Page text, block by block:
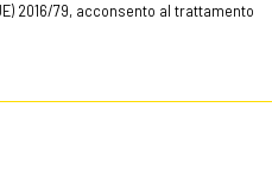
2016/79, acconsento al trattamento